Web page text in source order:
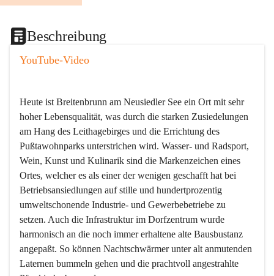
Beschreibung
YouTube-Video
Heute ist Breitenbrunn am Neusiedler See ein Ort mit sehr
hoher Lebensqualität, was durch die starken Zusiedelungen
am Hang des Leithagebirges und die Errichtung des
Pußtawohnparks unterstrichen wird. Wasser- und Radsport,
Wein, Kunst und Kulinarik sind die Markenzeichen eines
Ortes, welcher es als einer der wenigen geschafft hat bei
Betriebsansiedlungen auf stille und hundertprozentig
umweltschonende Industrie- und Gewerbebetriebe zu
setzen. Auch die Infrastruktur im Dorfzentrum wurde
harmonisch an die noch immer erhaltene alte Bausbustanz
angepaßt. So können Nachtschwärmer unter alt anmutenden
Laternen bummeln gehen und die prachtvoll angestrahlte